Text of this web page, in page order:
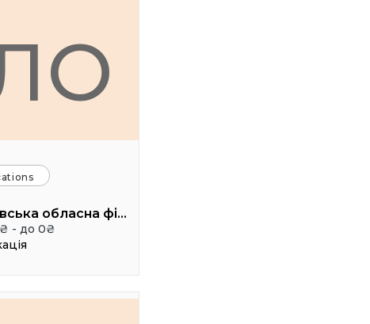
Львівська обласна філармонія (Камерна сцена, 3 поверх), Чайковського 7
- до 0₴